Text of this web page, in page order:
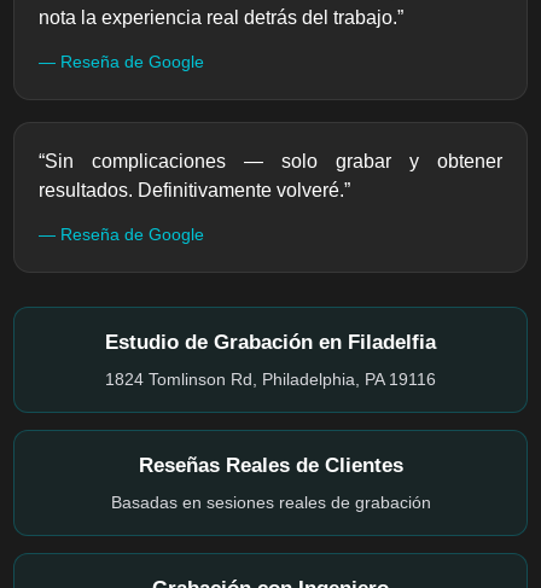
nota la experiencia real detrás del trabajo.”
— Reseña de Google
“Sin complicaciones — solo grabar y obtener
resultados. Definitivamente volveré.”
— Reseña de Google
Estudio de Grabación en Filadelfia
1824 Tomlinson Rd, Philadelphia, PA 19116
Reseñas Reales de Clientes
Basadas en sesiones reales de grabación